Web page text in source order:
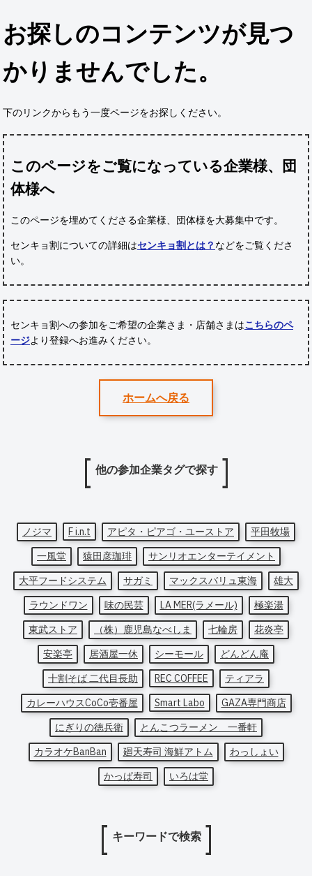
お探しのコンテンツが見つ
かりませんでした。
下のリンクからもう一度ページをお探しください。
このページをご覧になっている企業様、団
体様へ
このページを埋めてくださる企業様、団体様を大募集中です。
センキョ割についての詳細はセンキョ割とは？ などをご覧くださ
い。
センキョ割への参加をご希望の企業さま・店舗さまはこちらのペ
ージより登録へお進みください。
ホームへ戻る
他の参加企業タグで探す
ノジマ F i.n.t アピタ・ピアゴ・ユーストア
平田牧場
一風堂
猿田彦珈琲
サンリオエンターテイメント
大平フードシステム
サガミ マックスバリュ東海
雄大
ラウンドワン
味の民芸 LA MER(ラメール)
極楽湯
東武ストア
（株）鹿児島なべしま 七輪房
花炎亭
安楽亭
居酒屋一休 シーモール
どんどん庵
十割そば 二代目長助
REC COFFEE
ティアラ
カレーハウスCoCo壱番屋
Smart Labo
GAZA専門商店
にぎりの徳兵衛
とんこつラーメン 一番軒
カラオケBanBan
廻天寿司 海鮮アトム
わっしょい
かっぱ寿司
いろは堂
キーワードで検索